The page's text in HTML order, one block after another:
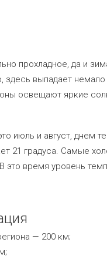
прохладное, да и
здесь выпадает немало
освещают яркие
июль и август, днем
21 градуса. Самые
это время уровень
— 200 км;